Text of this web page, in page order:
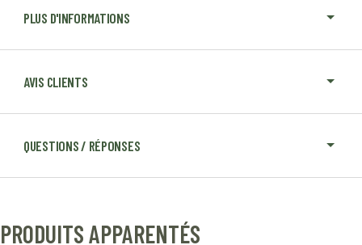
PLUS D'INFORMATIONS
AVIS CLIENTS
QUESTIONS / RÉPONSES
PRODUITS APPARENTÉS